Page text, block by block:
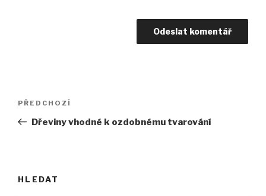
Navigace
příspěvek
Předchozí
příspěvek
PŘEDCHOZÍ
Dřeviny vhodné k ozdobnému tvarování
HLEDAT